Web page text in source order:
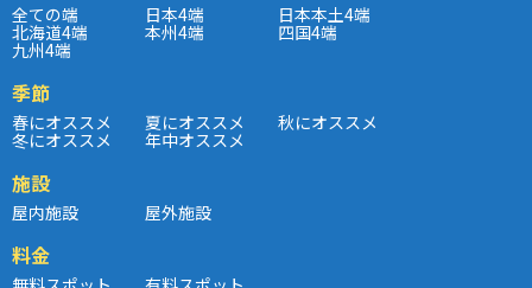
全ての端 日本4端 日本本土4端
北海道4端 本州4端 四国4端
九州4端
季節
春にオススメ 夏にオススメ 秋にオススメ
冬にオススメ 年中オススメ
施設
屋内施設 屋外施設
料金